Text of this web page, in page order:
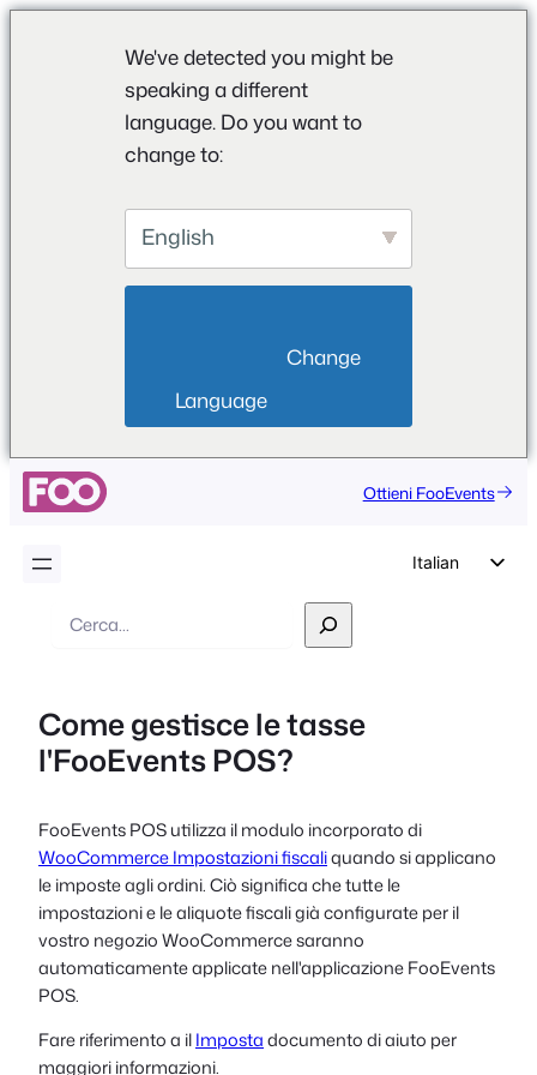
We've detected you might be
speaking a different
language. Do you want to
change to:
English
Language
Ottieni FooEvents
Italian
Polish
Greek
Ricerca
Come gestisce le tasse
l'FooEvents POS?
FooEvents POS utilizza il modulo incorporato di
WooCommerce Impostazioni fiscaliquando si applicano
le imposte agli ordini. Ciò significa che tutte le
impostazioni e le aliquote fiscali già configurate per il
vostro negozio WooCommerce saranno
automaticamente applicate nell'applicazione FooEvents
POS.
Fare riferimento a ilImpostadocumento di aiuto per
maggiori informazioni.